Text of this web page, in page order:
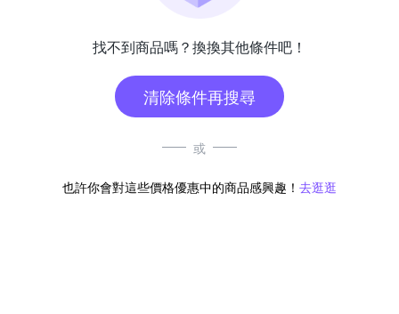
找不到商品嗎？換換其他條件吧！
清除條件再搜尋
或
也許你會對這些價格優惠中的商品感興趣！ 去逛逛